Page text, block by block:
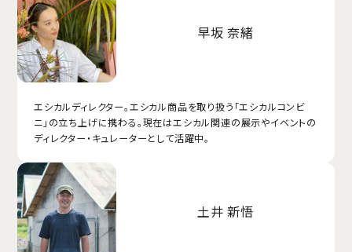
早坂 奈緒
エシカルディレクター。エシカル商品を取り扱う「エシカルコンビ
ニ」の立ち上げに携わる。現在はエシカル関連の展示やイベントの
ディレクター・キュレーターとして活躍中。
土井 新悟